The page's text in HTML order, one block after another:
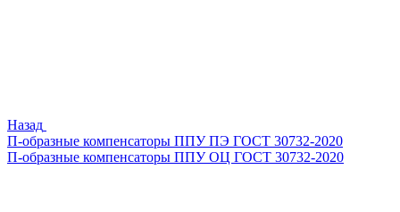
Назад
П-образные компенсаторы ППУ ПЭ ГОСТ 30732-2020
П-образные компенсаторы ППУ ОЦ ГОСТ 30732-2020